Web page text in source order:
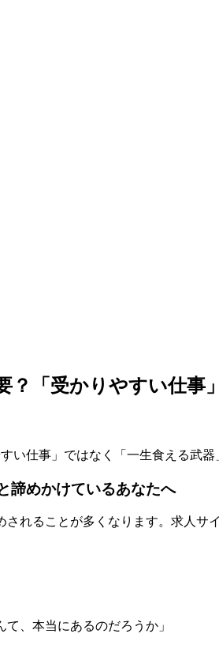
？「受かりやすい仕
い仕事」ではなく「一生食える武
諦めかけているあなたへ
れることが多くなります。求人
、本当にあるのだろうか」